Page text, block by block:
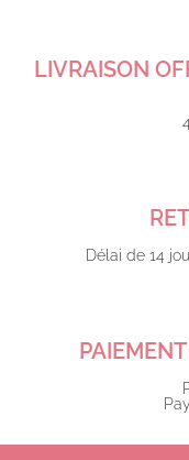
LIVRAISON
Délai de 14